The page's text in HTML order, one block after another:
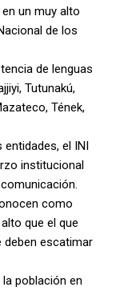
un muy alto
de los
de lenguas
Tutunakú,
Tének,
el INI
institucional
como
que el que
deben escatimar
población en